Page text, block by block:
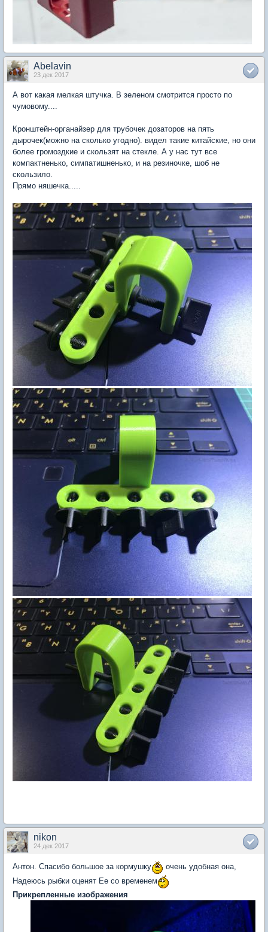
Abelavin
23 дек 2017
А вот какая мелкая штучка. В зеленом смотрится просто по
чумовому....
Кронштейн-органайзер для трубочек дозаторов на пять
дырочек(можно на сколько угодно). видел такие китайские, но они
более громоздкие и скользят на стекле. А у нас тут все
компактненько, симпатишненько, и на резиночке, шоб не
скользило.
Прямо няшечка.....
nikon
24 дек 2017
Антон. Спасибо большое за кормушку
очень удобная она,
Надеюсь рыбки оценят Ее со временем
Прикрепленные изображения